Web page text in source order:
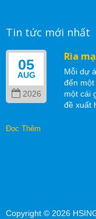
Tin tức mới nhất
05
AUG
2026
Rìa
Mỗi dự
đến
một cái
đề xuất
Đọc Thêm
Copyright © 2026